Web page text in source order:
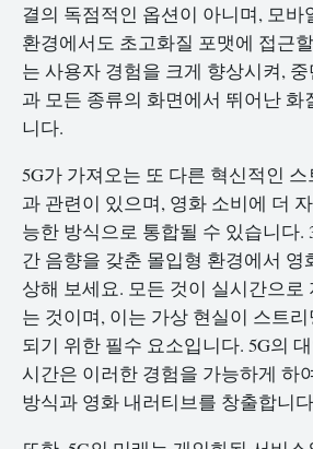
결의 독점적인 옵션이 아니며, 모바
환경에서도 초고화질 포맷에 접근
는 사용자 경험을 크게 향상시켜,
과 모든 종류의 화면에서 뛰어난 화
니다.
5G가 가져오는 또 다른 혁신적인
과 관련이 있으며, 영화 소비에 더
능한 방식으로 통합될 수 있습니다.
간 음향을 갖춘 몰입형 환경에서 영
상해 보세요. 모든 것이 실시간으로
는 것이며, 이는 가상 현실이 스트
되기 위한 필수 요소입니다. 5G의
시간은 이러한 경험을 가능하게 하
방식과 영화 내러티브를 창출합니